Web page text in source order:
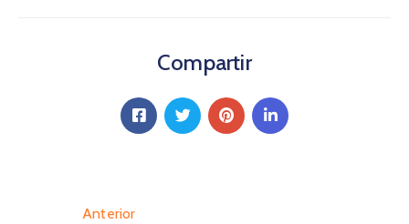
Compartir
Anterior